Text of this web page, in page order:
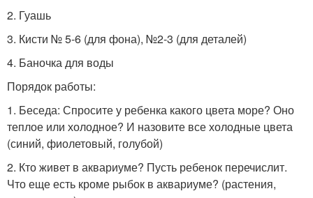
2. Гуашь
3. Кисти № 5-6 (для фона), №2-3 (для деталей)
4. Баночка для воды
Порядок работы:
1. Беседа: Спросите у ребенка какого цвета море? Оно
теплое или холодное? И назовите все холодные цвета
(синий, фиолетовый, голубой)
2. Кто живет в аквариуме? Пусть ребенок перечислит.
Что еще есть кроме рыбок в аквариуме? (растения,